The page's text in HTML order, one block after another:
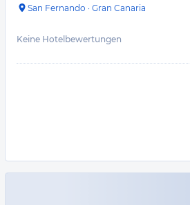
San Fernando · Gran Canaria
Keine Hotelbewertungen